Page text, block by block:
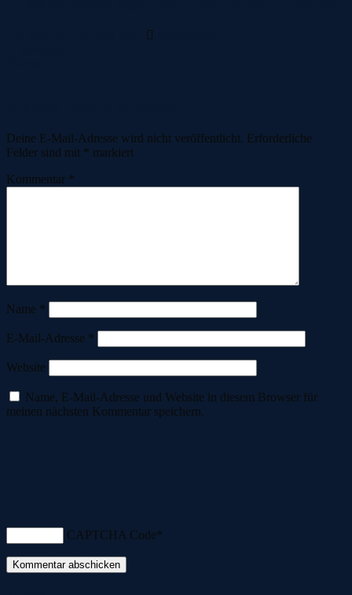
Deine E-Mail-Adresse wird nicht veröffentlicht. Erforderliche
Felder sind mit * markiert
Kommentar *
Name *
E-Mail-Adresse *
Website
Name, E-Mail-Adresse und Website in diesem Browser für
meinen nächsten Kommentar speichern.
CAPTCHA Code*